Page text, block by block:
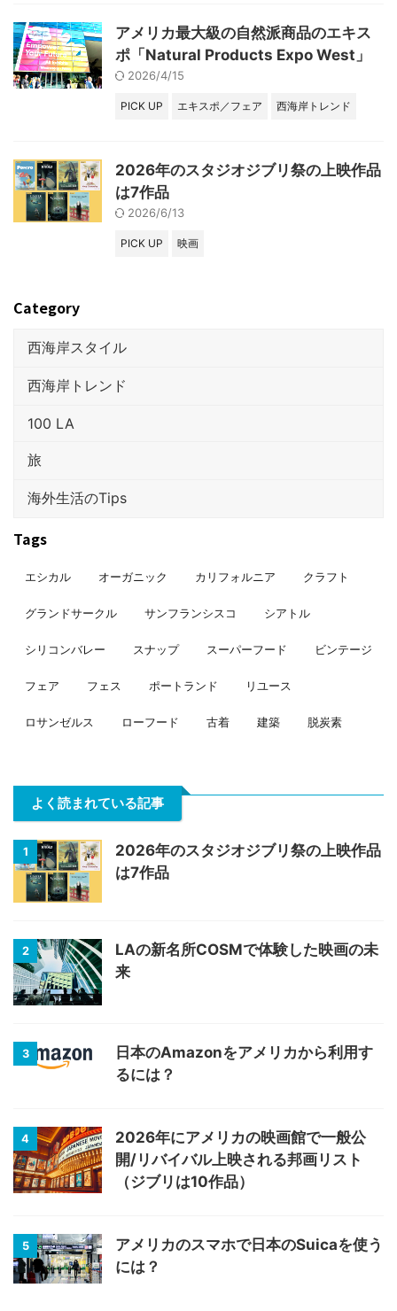
アメリカ最大級の自然派商品のエキス
ポ「Natural Products Expo West」
2026/4/15
PICK UP エキスポ／フェア 西海岸トレンド
2026年のスタジオジブリ祭の上映作品
は7作品
2026/6/13
PICK UP 映画
Category
西海岸スタイル
西海岸トレンド
100 LA
旅
海外生活のTips
Tags
エシカル オーガニック カリフォルニア クラフト
グランドサークル サンフランシスコ シアトル
シリコンバレー スナップ スーパーフード ビンテージ
フェア フェス ポートランド リユース
ロサンゼルス ローフード 古着 建築 脱炭素
よく読まれている記事
1
2026年のスタジオジブリ祭の上映作品
は7作品
2
LAの新名所COSMで体験した映画の未
来
3
日本のAmazonをアメリカから利用す
るには？
4
2026年にアメリカの映画館で一般公
開/リバイバル上映される邦画リスト
（ジブリは10作品）
5
アメリカのスマホで日本のSuicaを使う
には？